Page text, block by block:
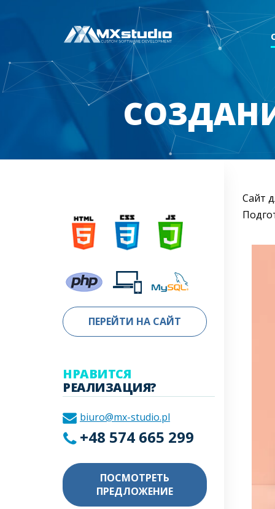
Сайт
ПЕРЕЙТИ НА САЙТ
НРАВИТСЯ
РЕАЛИЗАЦИЯ?
biuro@mx-studio.pl
+48 574 665 299
ПОСМОТРЕТЬ
ПРЕДЛОЖЕНИЕ